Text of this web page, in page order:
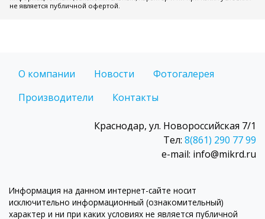
не является публичной офертой.
О компании Новости
Фотогалерея
Производители
Контакты
Краснодар, ул. Новороссийская 7/1
Тел: 8(861) 290 77 99
e-mail: info@mikrd.ru
Информация на данном интернет-сайте носит
исключительно информационный (ознакомительный)
характер и ни при каких условиях не является публичной